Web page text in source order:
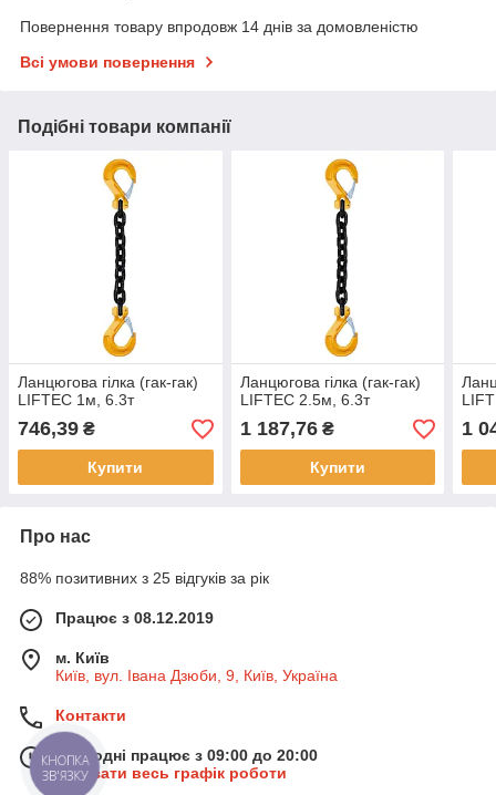
Повернення товару впродовж 14 днів за домовленістю
Всі умови повернення
Подібні товари компанії
Ланцюгова гілка (гак-гак)
LIFTEC 1м, 6.3т
746,39 ₴
Купити
Ланцюгова гілка (гак-гак)
LIFTEC 2.5м, 6.3т
1 187,76₴
Купити
1
Про нас
88% позитивних з 25 відгуків за рік
Працює з 08.12.2019
м. Київ
Київ, вул. Івана Дзюби, 9, Київ, Україна
Контакти
Сьогодні працює з 09:00 до 20:00
Показати весь графік роботи
КНОПКА
ЗВ'ЯЗКУ